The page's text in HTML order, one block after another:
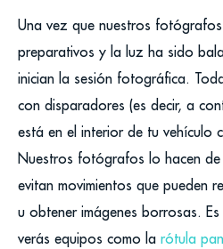
Una vez que nuestros
preparativos y la luz ha sido
inician la sesión fotográfica.
con disparadores (es decir, a
está en el interior de tu vehículo
Nuestros fotógrafos lo hacen
evitan movimientos que pueden
u obtener imágenes borrosas.
verás equipos como la rótula